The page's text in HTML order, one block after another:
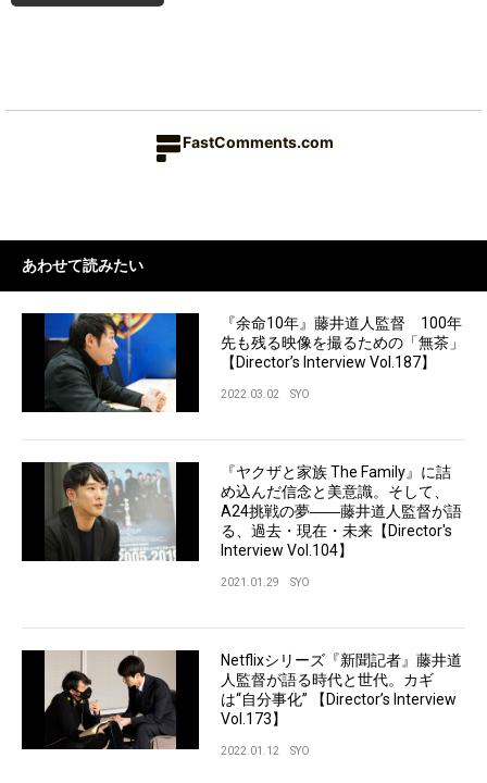
FastComments.com
あわせて読みたい
『余命10年』藤井道人監督 100年
先も残る映像を撮るための「無茶」
【Director’s Interview Vol.187】
2022.03.02 SYO
『ヤクザと家族 The Family』に詰
め込んだ信念と美意識。そして、
A24挑戦の夢――藤井道人監督が語
る、過去・現在・未来【Director's
Interview Vol.104】
2021.01.29 SYO
Netflixシリーズ『新聞記者』藤井道
人監督が語る時代と世代。カギ
は“自分事化” 【Director’s Interview
Vol.173】
2022.01.12 SYO